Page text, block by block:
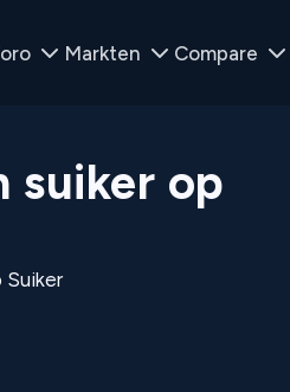
Markten Compare
suiker op
Suiker